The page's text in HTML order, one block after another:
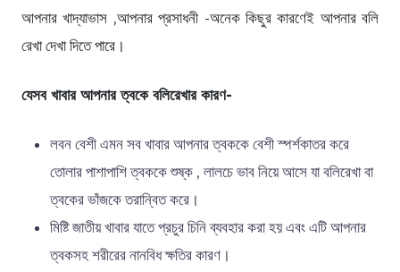
আপনার খাদ্যাভাস ,আপনার প্রসাধনী -অনেক কিছুর কারণেই আপনার বলি
রেখা দেখা দিতে পারে।
যেসব খাবার আপনার ত্বকে বলিরেখার কারণ-
লবন বেশী এমন সব খাবার আপনার ত্বককে বেশী স্পর্শকাতর করে
তোলার পাশাপাশি ত্বককে শুষ্ক , লালচে ভাব নিয়ে আসে যা বলিরেখা বা
ত্বকের ভাঁজকে তরান্বিত করে।
মিষ্টি জাতীয় খাবার যাতে প্রচুর চিনি ব্যবহার করা হয় এবং এটি আপনার
ত্বকসহ শরীরের নানবিধ ক্ষতির কারণ।